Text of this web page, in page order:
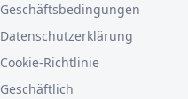
Geschäftsbedingungen
Datenschutzerklärung
Cookie-Richtlinie
Geschäftlich